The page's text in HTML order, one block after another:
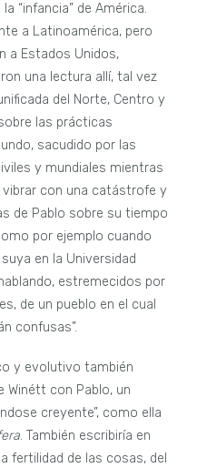
“infancia” de América.
a Latinoamérica, pero
a Estados Unidos,
una lectura allí, tal vez
del Norte, Centro y
las prácticas
sacudido por las
y mundiales mientras
vibrar con una catástrofe y
de Pablo sobre su tiempo
por ejemplo cuando
en la Universidad
estremecidos por
de un pueblo en el cual
confusas”.
y evolutivo también
Winétt con Pablo, un
creyente”, como ella
. También escribiría en
fertilidad de las cosas, del